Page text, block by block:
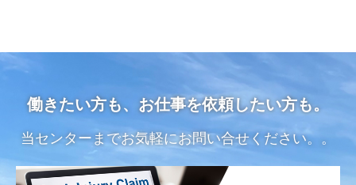
働きたい方も、お仕事を依頼したい方も。
当センターまでお気軽にお問い合せください。。